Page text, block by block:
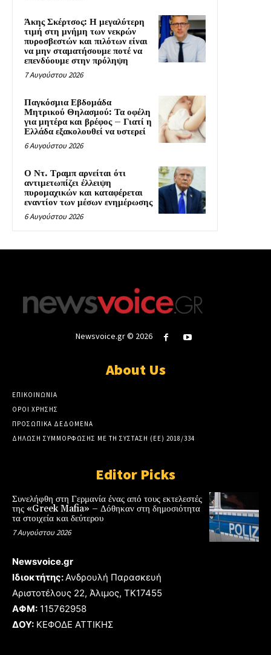
Άκης Σκέρτσος: Η μεγαλύτερη
τιμή στη μνήμη των νεκρών
πυροσβεστών και πιλότων είναι
να μην σταματήσουμε ποτέ να
επενδύουμε στην πρόληψη
7 Αυγούστου 2026
Παγκόσμια Εβδομάδα
Μητρικού Θηλασμού: Τα οφέλη
για μητέρα και βρέφος – Γιατί η
Ελλάδα εξακολουθεί να υστερεί
6 Αυγούστου 2026
Ο Ντ. Τραμπ αρνείται ότι
αντιμετωπίζει έλλειψη
πυρομαχικών και καταφέρεται
εναντίον των μέσων ενημέρωσης
6 Αυγούστου 2026
Newsvoice.gr © 2026
About Us
ΕΠΙΚΟΙΝΩΝΙΑ
ΟΡΟΙ ΧΡΗΣΗΣ
ΠΡΟΣΩΠΙΚΑ ΔΕΔΟΜΕΝΑ
ΔΗΛΩΣΗ ΣΥΜΜΟΡΦΩΣΗΣ ΜΕ ΤΗ ΣΥΣΤΑΣΗ (ΕΕ) 2018/334
Editor Picks
Συνελήφθη στη Γερμανία ένας από τους εκτελεστές
της «Greek Mafia» – Δόθηκαν στη δημοσιότητα
τα στοιχεία και δεύτερου
7 Αυγούστου 2026
Newsvoice.gr
Ιδιοκτήτης: Ανδρουλή Παρασκευή
Αριστοτέλους 22, Άλιμος, TK17455
ΑΦΜ: 115762958
ΔΟΥ: ΚΕΦΟΔΕ ΑΤΤΙΚΗΣ